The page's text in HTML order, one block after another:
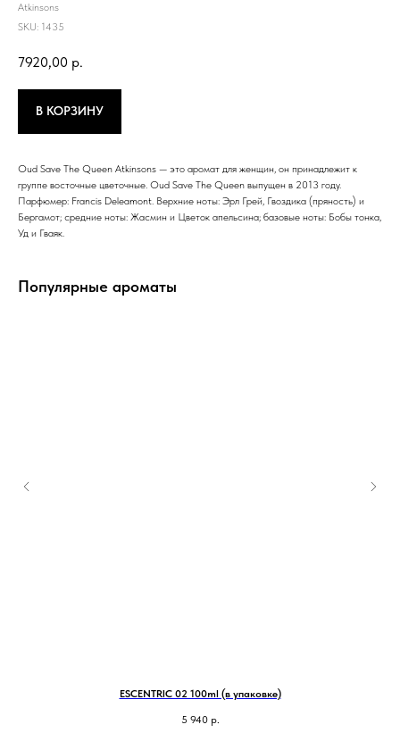
Atkinsons
SKU: 1435
7920,00 р.
В КОРЗИНУ
Oud Save The Queen Atkinsons — это аромат для женщин, он принадлежит к
группе восточные цветочные. Oud Save The Queen выпущен в 2013 году.
Парфюмер: Francis Deleamont. Верхние ноты: Эрл Грей, Гвоздика (пряность) и
Бергамот; средние ноты: Жасмин и Цветок апельсина; базовые ноты: Бобы тонка,
Уд и Гваяк.
Популярные ароматы
ESCENTRIC 02 100ml (в упаковке)
5 940 р.